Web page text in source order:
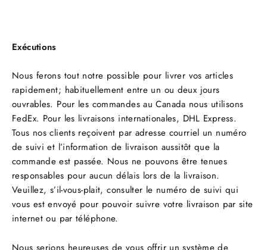
Exécutions
Nous ferons tout notre possible pour livrer vos articles
rapidement; habituellement entre un ou deux jours
ouvrables. Pour les commandes au Canada nous utilisons
FedEx. Pour les livraisons internationales, DHL Express.
Tous nos clients reçoivent par adresse courriel un numéro
de suivi et l’information de livraison aussitôt que la
commande est passée. Nous ne pouvons être tenues
responsables pour aucun délais lors de la livraison.
Veuillez, s’il-vous-plait, consulter le numéro de suivi qui
vous est envoyé pour pouvoir suivre votre livraison par site
internet ou par téléphone.
Nous serions heureuses de vous offrir un système de